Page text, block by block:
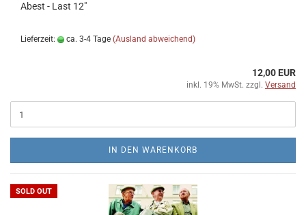
Abest - Last 12"
Lieferzeit: ca. 3-4 Tage (Ausland abweichend)
12,00 EUR
inkl. 19% MwSt. zzgl. Versand
IN DEN WARENKORB
SOLD OUT